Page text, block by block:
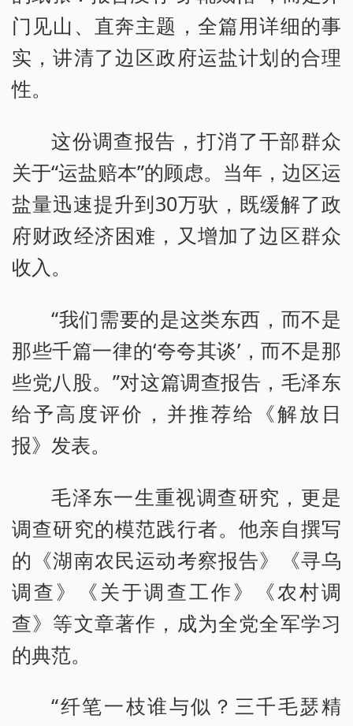
门见山、直奔主题，全篇用详细的事
实，讲清了边区政府运盐计划的合理
性。
这份调查报告，打消了干部群众
关于“运盐赔本”的顾虑。当年，边区运
盐量迅速提升到30万驮，既缓解了政
府财政经济困难，又增加了边区群众
收入。
“我们需要的是这类东西，而不是
那些千篇一律的‘夸夸其谈’，而不是那
些党八股。”对这篇调查报告，毛泽东
给予高度评价，并推荐给《解放日
报》发表。
毛泽东一生重视调查研究，更是
调查研究的模范践行者。他亲自撰写
的《湖南农民运动考察报告》《寻乌
调查》《关于调查工作》《农村调
查》等文章著作，成为全党全军学习
的典范。
“纤笔一枝谁与似？三千毛瑟精